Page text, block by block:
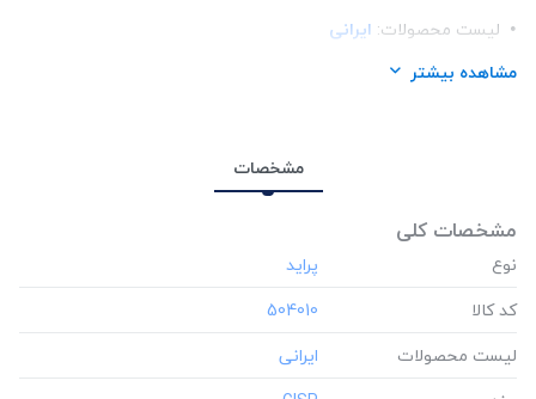
لیست محصولات: ایرانی
برند:GISP
مشاهده بیشتر
مشخصات
مشخصات کلی
نوع
کد کالا
‎504010
لیست محصولات